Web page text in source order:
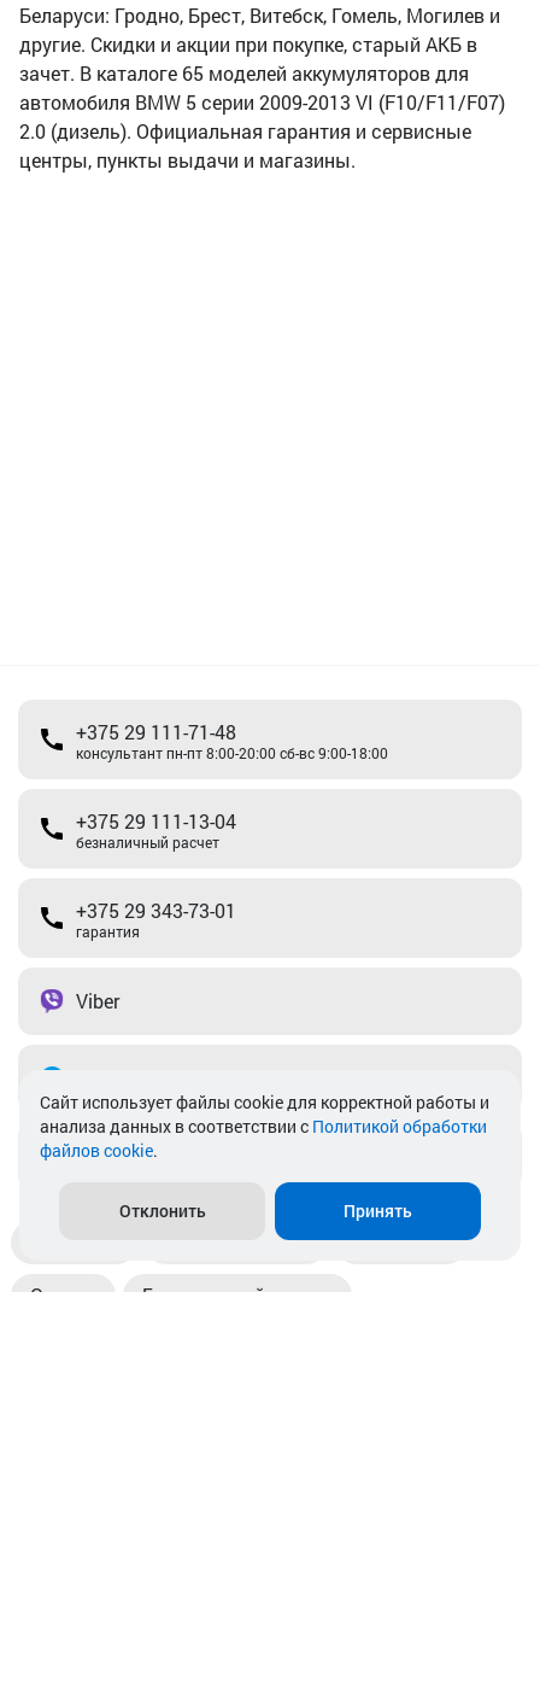
Беларуси: Гродно, Брест, Витебск, Гомель, Могилев и
другие. Скидки и акции при покупке, старый АКБ в
зачет. В каталоге 65 моделей аккумуляторов для
автомобиля BMW 5 серии 2009-2013 VI (F10/F11/F07)
2.0 (дизель). Официальная гарантия и сервисные
центры, пункты выдачи и магазины.
+375 29 111-71-48
консультант пн-пт 8:00-20:00 сб-вс 9:00-18:00
+375 29 111-13-04
безналичный расчет
+375 29 343-73-01
гарантия
Viber
info@akkamulik.by
Пункты выдачи Магазины
Оплата Безналичный расчет
Cайт использует файлы cookie для корректной работы и
анализа данных в соответствии с Политикой обработки
файлов cookie.
Отклонить Принять